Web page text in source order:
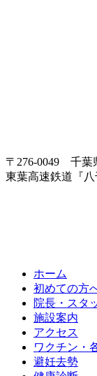
〒276-0049 千葉
東葉高速鉄道『
ホーム
初めての方
院長・スタ
施設案内
アクセス
ワクチン・
避妊去勢